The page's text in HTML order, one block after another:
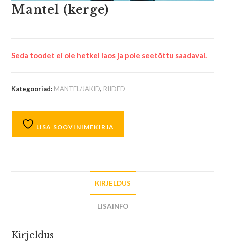
Mantel (kerge)
Seda toodet ei ole hetkel laos ja pole seetõttu saadaval.
Kategooriad: MANTEL/JAKID, RIIDED
LISA SOOVINIMEKIRJA
KIRJELDUS
LISAINFO
Kirjeldus